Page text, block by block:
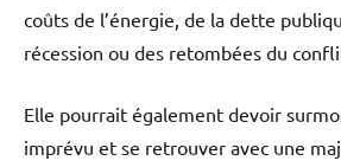
coûts de l’énergie, de la dette
récession ou des retombées du
Elle pourrait également devoir
imprévu et se retrouver avec une